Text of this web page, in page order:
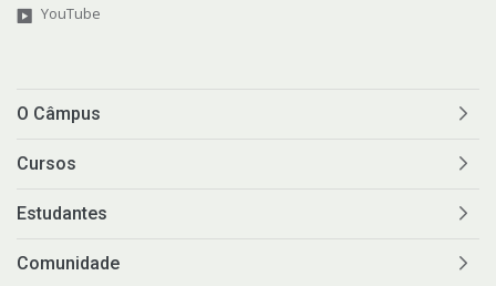
YouTube
O Câmpus
Cursos
Estudantes
Comunidade